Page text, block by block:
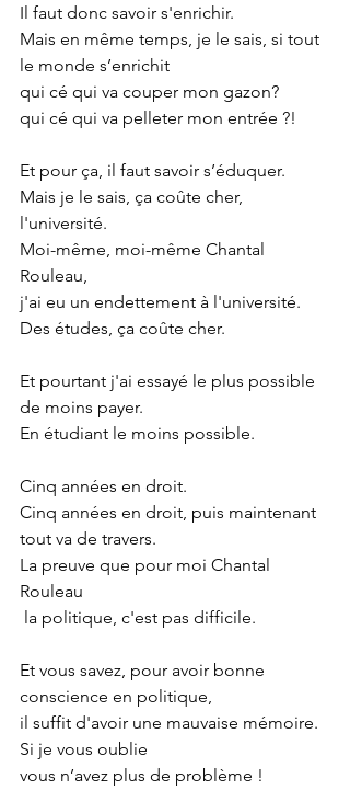
Il faut donc savoir s'enrichir.
Mais en même temps, je le sais, si tout
le monde s’enrichit
qui cé qui va couper mon gazon?
qui cé qui va pelleter mon entrée ?!
Et pour ça, il faut savoir s’éduquer.
Mais je le sais, ça coûte cher,
l'université.
Moi-même, moi-même Chantal
Rouleau,
j'ai eu un endettement à l'université.
Des études, ça coûte cher.
Et pourtant j'ai essayé le plus possible
de moins payer.
En étudiant le moins possible.
Cinq années en droit.
Cinq années en droit, puis maintenant
tout va de travers.
La preuve que pour moi Chantal
Rouleau
la politique, c'est pas difficile.
Et vous savez, pour avoir bonne
conscience en politique,
il suffit d'avoir une mauvaise mémoire.
Si je vous oublie
vous n’avez plus de problème !